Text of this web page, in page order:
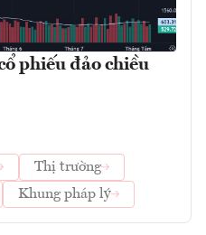
phiếu đảo chiều
Thị trường
Khung pháp lý